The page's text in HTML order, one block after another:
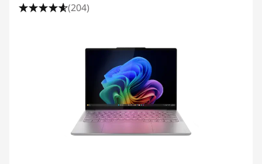
(204)